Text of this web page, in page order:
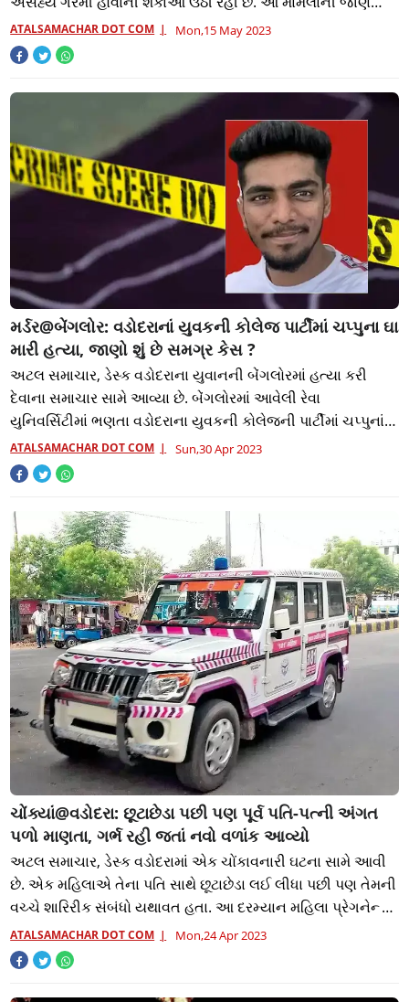
થતા શહેરની પોલીસ દ્વારા વધુ તપાસ હ
ATALSAMACHAR DOT COM Mon,15 May 2023
મર્ડર@બેંગલોર: વડોદરાનાં યુવકની કોલેજ પાર્ટીમાં ચપ્પુના ઘા
મારી હત્યા, જાણો શું છે સમગ્ર કેસ ?
અટલ સમાચાર, ડેસ્ક વડોદરાના યુવાનની બેંગલોરમાં હત્યા કરી
દેવાના સમાચાર સામે આવ્યા છે. બેંગલોરમાં આવેલી રેવા
યુનિવર્સિટીમાં ભણતા વડોદરાના યુવકની કોલેજની પાર્ટીમાં ચપ્પુનાં
ઘા મારીને હત્યા કરી દેવામાં આ
ATALSAMACHAR DOT COM Sun,30 Apr 2023
ચોંક્યાં@વડોદરા: છૂટાછેડા પછી પણ પૂર્વ પતિ-પત્ની અંગત
પળો માણતા, ગર્ભ રહી જતાં નવો વળાંક આવ્યો
અટલ સમાચાર, ડેસ્ક વડોદરામાં એક ચોંકાવનારી ઘટના સામે આવી
છે. એક મહિલાએ તેના પતિ સાથે છૂટાછેડા લઈ લીધા પછી પણ તેમની
વચ્ચે શારિરીક સંબંધો યથાવત હતા. આ દરમ્યાન મહિલા પ્રેગનેન્ટ
થઈ જતા તેના પૂર્વ પતિએ પિત
ATALSAMACHAR DOT COM Mon,24 Apr 2023